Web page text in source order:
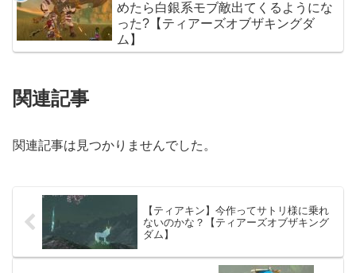
めたら白銀系モブ敵出てくるようにな
った?【ティアーズオブザキングダ
ム】
関連記事
関連記事は見つかりませんでした。
【ティアキン】今作ってサトリ様に乗れ
ないのかな？【ティアーズオブザキング
ダム】